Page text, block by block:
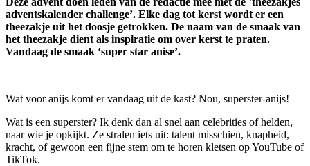
adventskalender challenge’. Elke dag tot kerst wordt er een
theezakje uit het doosje getrokken. De naam van de smaak van
het theezakje dient als inspiratie om over kerst te praten.
Vandaag de smaak ‘super star anise’.
Wat voor anijs komt er vandaag uit de kast? Nou, superster-anijs!
Wat is een superster? Ik denk dan al snel aan celebrities of helden,
naar wie je opkijkt. Ze stralen iets uit: talent misschien, knapheid,
kracht, of gewoon een fijne stem om te horen kletsen op YouTube of
TikTok.